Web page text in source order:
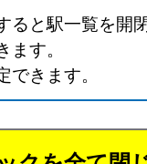
ると駅一覧を開
ます。
できます。